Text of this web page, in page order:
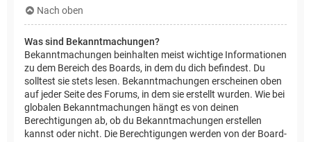
Nach oben
Was sind Bekanntmachungen?
Bekanntmachungen beinhalten meist wichtige Informationen
zu dem Bereich des Boards, in dem du dich befindest. Du
solltest sie stets lesen. Bekanntmachungen erscheinen oben
auf jeder Seite des Forums, in dem sie erstellt wurden. Wie bei
globalen Bekanntmachungen hängt es von deinen
Berechtigungen ab, ob du Bekanntmachungen erstellen
kannst oder nicht. Die Berechtigungen werden von der Board-